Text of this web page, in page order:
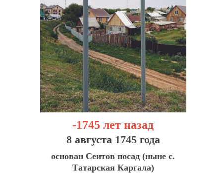
-1745 лет назад
8 августа 1745 года
основан Сеитов посад (ныне с.
Татарская Каргала)